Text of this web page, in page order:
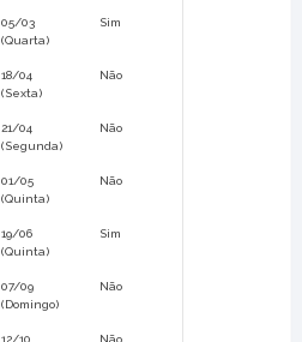
05/03
(Quarta)
Sim
18/04
(Sexta)
Não
21/04
(Segunda)
Não
01/05
(Quinta)
Não
19/06
(Quinta)
Sim
07/09
(Domingo)
Não
12/10 Não